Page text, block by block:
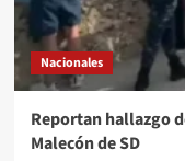
Nacionales
Reportan hallazgo
Malecón de SD